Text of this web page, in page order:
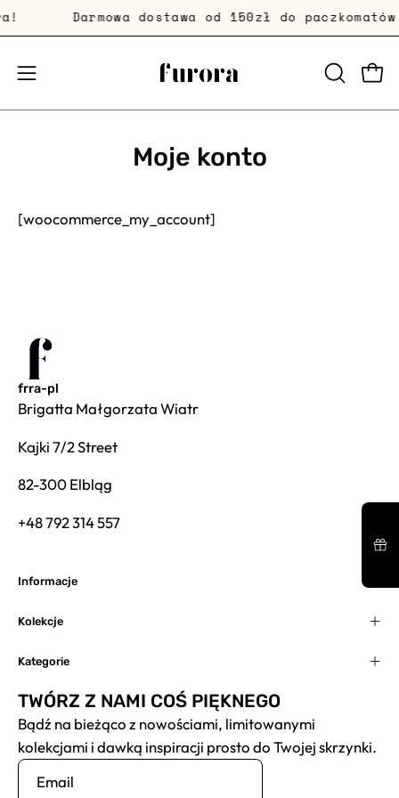
Przejdź
dalej
Darmowa dostawa od 150zł do
Przełącznik
menu
OTWÓRZ
Moje konto
[woocommerce_my_account]
frra-pl
Brigatta Małgorzata Wiatr
Kajki 7/2 Street
82-300 Elbląg
+48 792 314 557
Informacje
Kolekcje
Kategorie
TWÓRZ Z NAMI COŚ PIĘKNEGO
Bądź na bieżąco z nowościami, limitowanymi
kolekcjami i dawką inspiracji prosto do Twojej skrzynki.